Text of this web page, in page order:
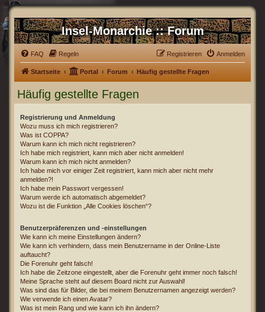
Insel-Monarchie :: Forum
FAQ Regeln Anmelden
Registrieren
Startseite Portal Forum Häufig gestellte Fragen
Häufig gestellte Fragen
Registrierung und Anmeldung
Wozu muss ich mich registrieren?
Was ist COPPA?
Warum kann ich mich nicht registrieren?
Ich habe mich registriert, kann mich aber nicht anmelden!
Warum kann ich mich nicht anmelden?
Ich habe mich vor einiger Zeit registriert, kann mich aber nicht mehr
anmelden?!
Ich habe mein Passwort vergessen!
Warum werde ich automatisch abgemeldet?
Wozu ist die Funktion „Alle Cookies löschen“?
Benutzerpräferenzen und -einstellungen
Wie kann ich meine Einstellungen ändern?
Wie kann ich verhindern, dass mein Benutzername in der Online-Liste
auftaucht?
Die Forenuhr geht falsch!
Ich habe die Zeitzone eingestellt, aber die Forenuhr geht immer noch falsch!
Meine Sprache steht auf diesem Board nicht zur Auswahl!
Was sind das für Bilder, die bei meinem Benutzernamen angezeigt werden?
Wie verwende ich einen Avatar?
Was ist mein Rang und wie kann ich ihn ändern?